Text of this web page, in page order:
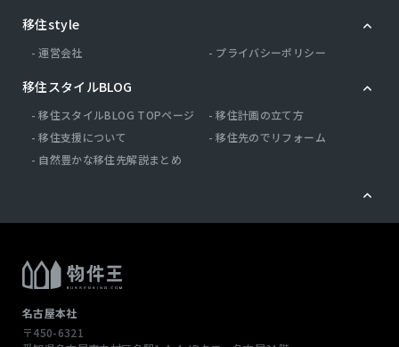
移住style
運営会社 プライバシーポリシー
移住スタイルBLOG
移住スタイルBLOG TOPページ
移住計画の立て方
移住支援について
移住先のでリフォーム
自然豊かな移住先解説まとめ
名古屋本社
〒450-6321